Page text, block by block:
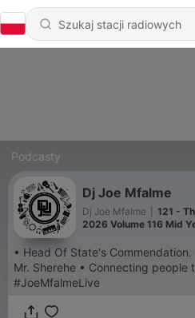
Podcasty
Dj Joe Mfalme
Dj Joe Mfalme
121 -
2026 Volume 116 Mid
• Head Of State's Commendation.
Mr. Sherehe • Connecting people
#JoeMfalmeLive